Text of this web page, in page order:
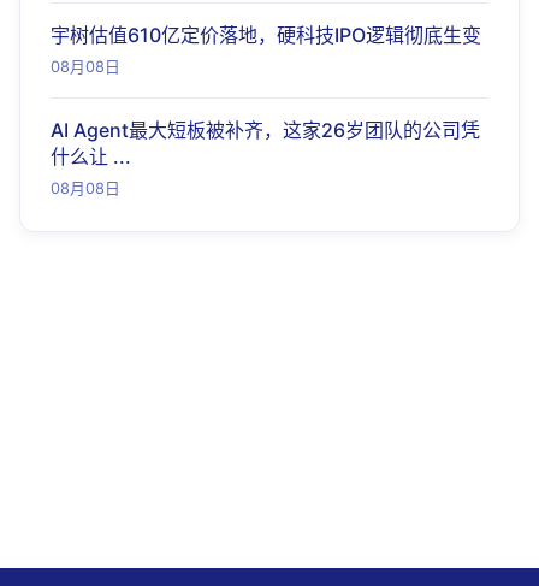
宇树估值610亿定价落地，硬科技IPO逻辑彻底生变
08月08日
AI Agent最大短板被补齐，这家26岁团队的公司凭
什么让 ...
08月08日